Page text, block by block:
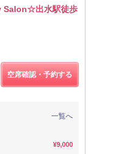
Salon☆出水駅徒歩
空席確認・予約する
一覧へ
¥9,000